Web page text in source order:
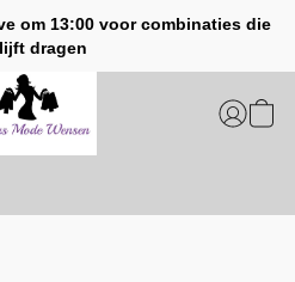
om 13:00 voor combinaties die
dragen